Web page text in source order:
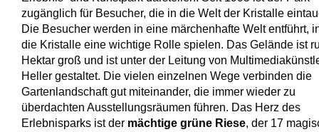
zugänglich für Besucher, die in die Welt der Kristalle
Die Besucher werden in eine märchenhafte Welt entführt,
die Kristalle eine wichtige Rolle spielen. Das Gelände ist
Hektar groß und ist unter der Leitung von
Heller gestaltet. Die vielen einzelnen Wege verbinden die
Gartenlandschaft gut miteinander, die immer wieder zu
überdachten Ausstellungsräumen führen. Das Herz des
Erlebnisparks ist der mächtige grüne Riese, der 17